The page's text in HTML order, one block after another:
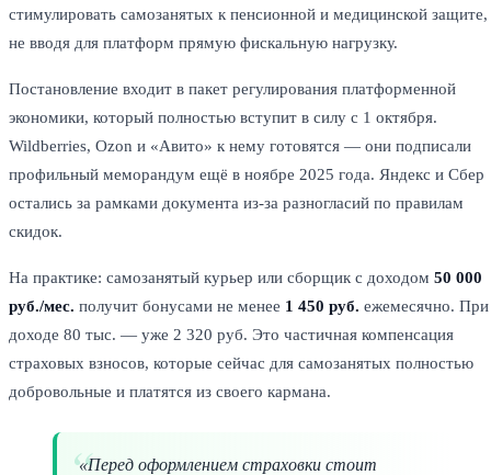
стимулировать самозанятых к пенсионной и медицинской защите,
не вводя для платформ прямую фискальную нагрузку.
Постановление входит в пакет регулирования платформенной
экономики, который полностью вступит в силу с 1 октября.
Wildberries, Ozon и «Авито» к нему готовятся — они подписали
профильный меморандум ещё в ноябре 2025 года. Яндекс и Сбер
остались за рамками документа из-за разногласий по правилам
скидок.
На практике: самозанятый курьер или сборщик с доходом 50 000
руб./мес. получит бонусами не менее 1 450 руб. ежемесячно. При
доходе 80 тыс. — уже 2 320 руб. Это частичная компенсация
страховых взносов, которые сейчас для самозанятых полностью
добровольные и платятся из своего кармана.
«Перед оформлением страховки стоит